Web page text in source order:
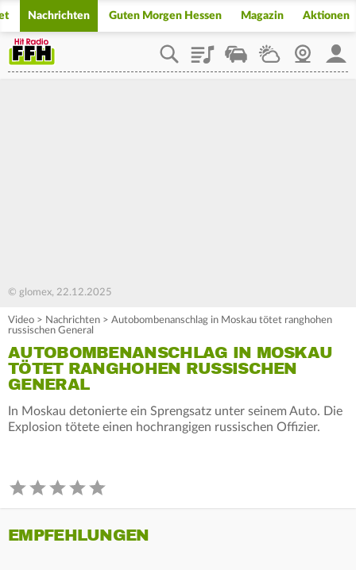
Nachrichten Guten Morgen Hessen Magazin Aktionen
PlaylistStaupilotWetterWebcam
© glomex, 22.12.2025
Video > Nachrichten > Autobombenanschlag in Moskau tötet ranghohen
russischen General
AUTOBOMBENANSCHLAG IN MOSKAU
TÖTET RANGHOHEN RUSSISCHEN
GENERAL
In Moskau detonierte ein Sprengsatz unter seinem Auto. Die
Explosion tötete einen hochrangigen russischen Offizier.
EMPFEHLUNGEN